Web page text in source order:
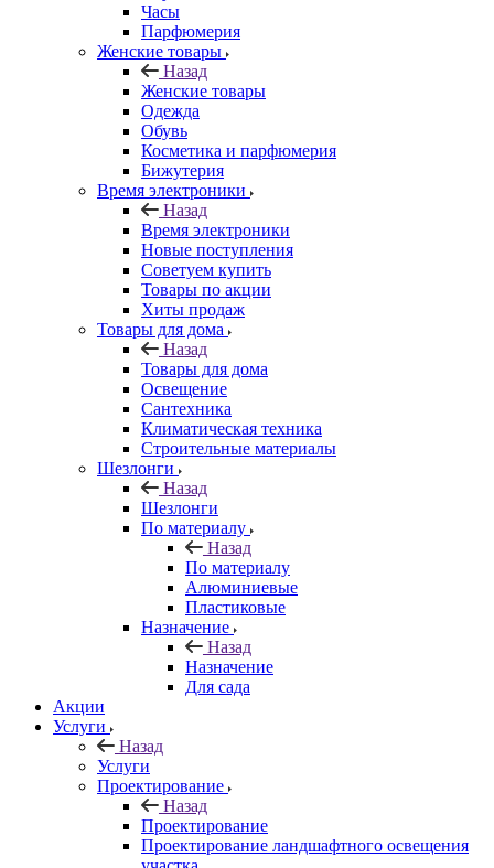
Часы
Парфюмерия
Женские товары
Назад
Женские товары
Одежда
Обувь
Косметика и парфюмерия
Бижутерия
Время электроники
Назад
Время электроники
Новые поступления
Советуем купить
Товары по акции
Хиты продаж
Товары для дома
Назад
Товары для дома
Освещение
Сантехника
Климатическая техника
Строительные материалы
Шезлонги
Назад
Шезлонги
По материалу
Назад
По материалу
Алюминиевые
Пластиковые
Назначение
Назад
Назначение
Для сада
Акции
Услуги
Назад
Услуги
Проектирование
Назад
Проектирование
Проектирование ландшафтного освещения